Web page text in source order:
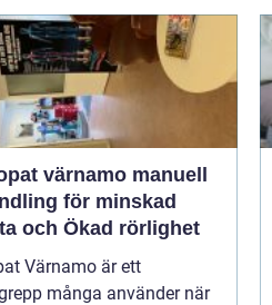
värnamo manuell
för minskad
och Ökad rörlighet
Värnamo är ett
många använder när